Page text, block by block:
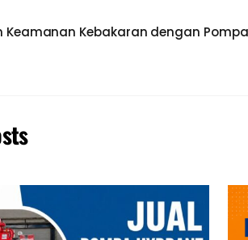
Keamanan Kebakaran dengan